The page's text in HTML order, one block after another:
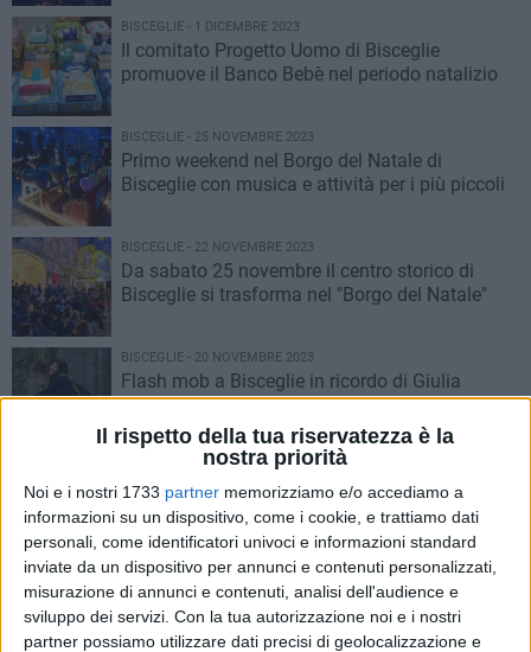
Il rispetto della tua riservatezza è la
nostra priorità
Noi e i nostri 1733 partner memorizziamo e/o accediamo a
informazioni su un dispositivo, come i cookie, e trattiamo dati
personali, come identificatori univoci e informazioni standard
inviate da un dispositivo per annunci e contenuti personalizzati,
misurazione di annunci e contenuti, analisi dell'audience e
sviluppo dei servizi. Con la tua autorizzazione noi e i nostri
partner possiamo utilizzare dati precisi di geolocalizzazione e
BISCEGLIE - 1 DICEMBRE 2023
Il comitato Progetto Uomo di Bisceglie
promuove il Banco Bebè nel periodo natalizio
BISCEGLIE - 25 NOVEMBRE 2023
Primo weekend nel Borgo del Natale di
Bisceglie con musica e attività per i più piccoli
BISCEGLIE - 22 NOVEMBRE 2023
Da sabato 25 novembre il centro storico di
Bisceglie si trasforma nel "Borgo del Natale"
BISCEGLIE - 20 NOVEMBRE 2023
Flash mob a Bisceglie in ricordo di Giulia
Cecchettin promosso dall'Associazione Borgo
Antico
BISCEGLIE - 15 NOVEMBRE 2023
Proseguono le attività del movimento Bisceglie
Illuminata
BISCEGLIE - 9 NOVEMBRE 2023
Tommaso Albrizio racconta a Milano il
progetto Carruba Garden